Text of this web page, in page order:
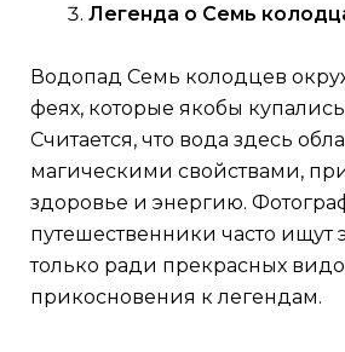
Легенда о Семь
Водопад Семь колодцев
феях, которые якобы купались
Считается, что вода здесь
магическими свойствами,
здоровье и энергию.
путешественники часто ищут
только ради прекрасных
прикосновения к легендам.